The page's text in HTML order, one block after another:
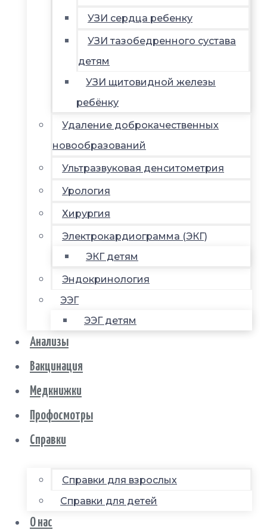
УЗИ сердца ребенку
УЗИ тазобедренного сустава
детям
УЗИ щитовидной железы
ребёнку
Удаление доброкачественных
новообразований
Ультразвуковая денситометрия
Урология
Хирургия
Электрокардиограмма (ЭКГ)
ЭКГ детям
Эндокринология
ЭЭГ
ЭЭГ детям
Анализы
Вакцинация
Медкнижки
Профосмотры
Справки
Справки для взрослых
Справки для детей
О нас